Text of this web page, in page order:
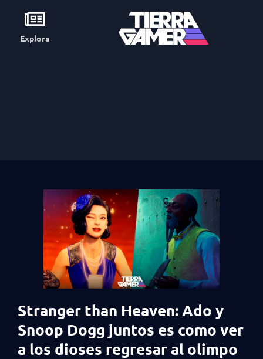
Explora
Stranger than Heaven: Ado y
Snoop Dogg juntos es como ver
a los dioses regresar al olimpo